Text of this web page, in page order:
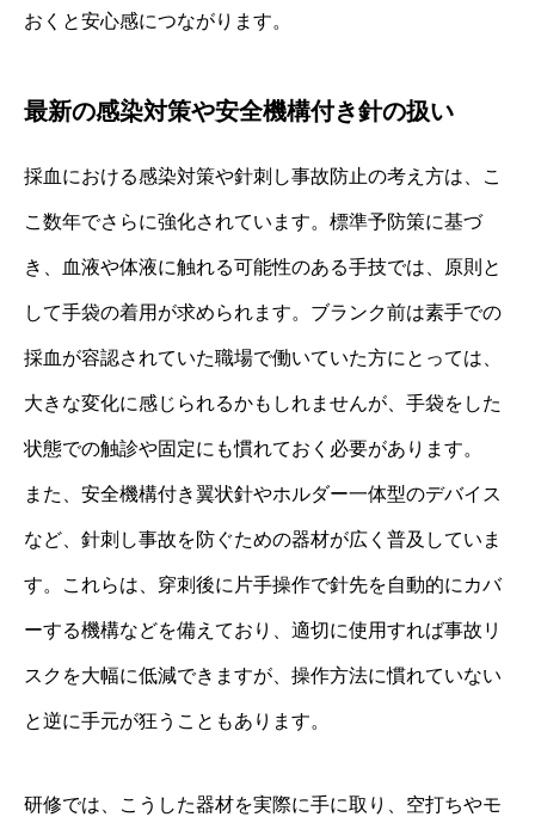
おくと安心感につながります。
最新の感染対策や安全機構付き針の扱い
採血における感染対策や針刺し事故防止の考え方は、こ
こ数年でさらに強化されています。標準予防策に基づ
き、血液や体液に触れる可能性のある手技では、原則と
して手袋の着用が求められます。ブランク前は素手での
採血が容認されていた職場で働いていた方にとっては、
大きな変化に感じられるかもしれませんが、手袋をした
状態での触診や固定にも慣れておく必要があります。
また、安全機構付き翼状針やホルダー一体型のデバイス
など、針刺し事故を防ぐための器材が広く普及していま
す。これらは、穿刺後に片手操作で針先を自動的にカバ
ーする機構などを備えており、適切に使用すれば事故リ
スクを大幅に低減できますが、操作方法に慣れていない
と逆に手元が狂うこともあります。
研修では、こうした器材を実際に手に取り、空打ちやモ